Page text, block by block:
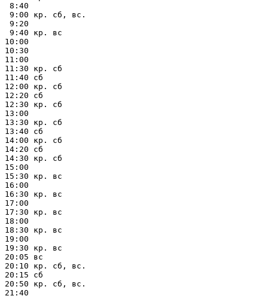
8:40
9:00 кр. сб, вс.
9:20
9:40 кр. вс
10:00
10:30
11:00
11:30 кр. сб
11:40 сб
12:00 кр. сб
12:20 сб
12:30 кр. сб
13:00
13:30 кр. сб
13:40 сб
14:00 кр. сб
14:20 сб
14:30 кр. сб
15:00
15:30 кр. вс
16:00
16:30 кр. вс
17:00
17:30 кр. вс
18:00
18:30 кр. вс
19:00
19:30 кр. вс
20:05 вс
20:10 кр. сб, вс.
20:15 сб
20:50 кр. сб, вс.